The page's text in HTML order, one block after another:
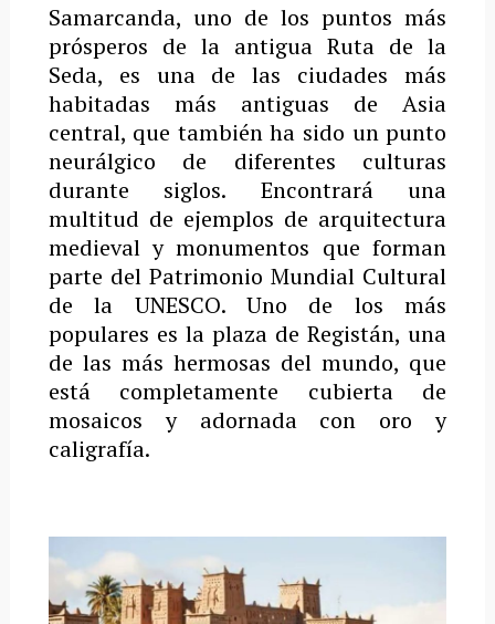
Samarcanda, uno de los puntos más
prósperos de la antigua Ruta de la
Seda, es una de las ciudades más
habitadas más antiguas de Asia
central, que también ha sido un punto
neurálgico de diferentes culturas
durante siglos. Encontrará una
multitud de ejemplos de arquitectura
medieval y monumentos que forman
parte del Patrimonio Mundial Cultural
de la UNESCO. Uno de los más
populares es la plaza de Registán, una
de las más hermosas del mundo, que
está completamente cubierta de
mosaicos y adornada con oro y
caligrafía.